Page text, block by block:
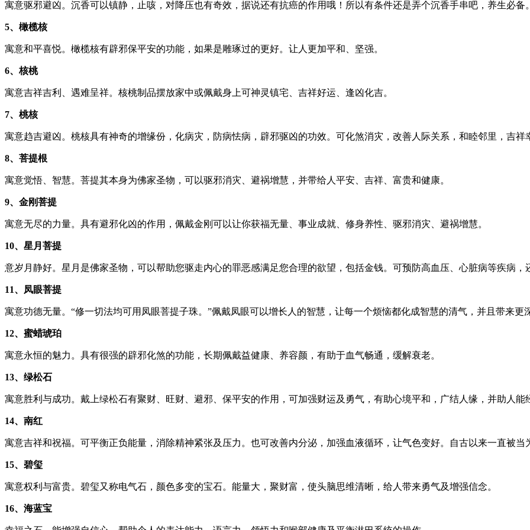
寓意驱邪避凶。沉香可以镇静，止咳，对降压也有奇效，据说还有抗癌的作用哦！所以有条件还是弄个沉香手串吧，养生必备。
5、橄榄核
寓意和平喜悦。橄榄核有辟邪保平安的功能，如果是雕琢过的更好。让人更加平和、坚强。
6、核桃
寓意吉祥吉利、遇难呈祥。核桃制品摆放家中或佩戴身上可神灵镇宅、吉祥好运、逢凶化吉。
7、桃核
寓意趋吉避凶。桃核具有神奇的增缘份，化病灾，防病怯病，辟邪驱凶的功效。可化煞消灾，改善人际关系，和睦邻里，吉祥
8、菩提根
寓意觉悟、智慧。菩提其本身为佛家圣物，可以驱邪消灾、避祸增慧，并带给人平安、吉祥、富贵和健康。
9、金刚菩提
寓意无尽的力量。具有避邪化凶的作用，佩戴金刚可以让你获福无量、事业成就、修身养性、驱邪消灾、避祸增慧。
10、星月菩提
意岁月静好。星月是佛家圣物，可以帮助您驱走内心的罪恶感满足您合理的欲望，包括金钱。可预防高血压、心脏病等疾病，
11、凤眼菩提
寓意功德无量。“修一切法均可用凤眼菩提子珠。”佩戴凤眼可以增长人的智慧，让每一个烦恼都化成智慧的清气，并且带来更
12、蜜蜡琥珀
寓意永恒的魅力。具有很强的辟邪化煞的功能，长期佩戴益健康、养容颜，有助于血气畅通，缓解衰老。
13、绿松石
寓意胜利与成功。戴上绿松石有聚财、旺财、避邪、保平安的作用，可加强财运及勇气，有助心境平和，广结人缘，并助人能
14、南红
寓意吉祥和祝福。可平衡正负能量，消除精神紧张及压力。也可改善内分泌，加强血液循环，让气色变好。自古以来一直被当
15、碧玺
寓意权利与富贵。碧玺又称电气石，颜色多变的宝石。能量大，聚财富，使头脑思维清晰，给人带来勇气及增强信念。
16、海蓝宝